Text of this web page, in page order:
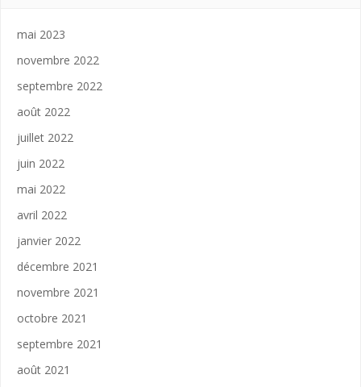
mai 2023
novembre 2022
septembre 2022
août 2022
juillet 2022
juin 2022
mai 2022
avril 2022
janvier 2022
décembre 2021
novembre 2021
octobre 2021
septembre 2021
août 2021